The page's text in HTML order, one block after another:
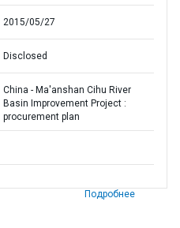
2015/05/27
Disclosed
China - Ma'anshan Cihu River
Basin Improvement Project :
procurement plan
Подробнее